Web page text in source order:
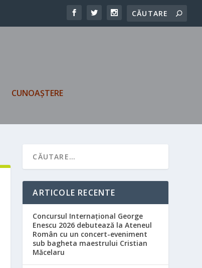
CUNOAȘTERE
ARTICOLE RECENTE
Concursul Internațional George
Enescu 2026 debutează la Ateneul
Român cu un concert-eveniment
sub bagheta maestrului Cristian
Măcelaru